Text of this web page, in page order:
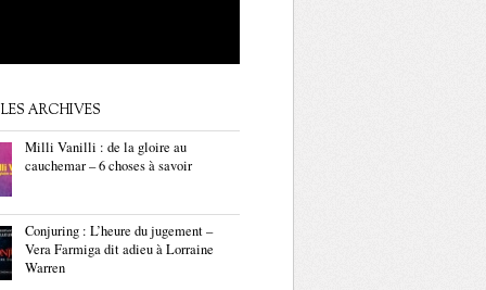
ARCHIVES
Milli Vanilli : de la gloire au
cauchemar – 6 choses à savoir
Conjuring : L’heure du jugement –
Vera Farmiga dit adieu à Lorraine
Warren